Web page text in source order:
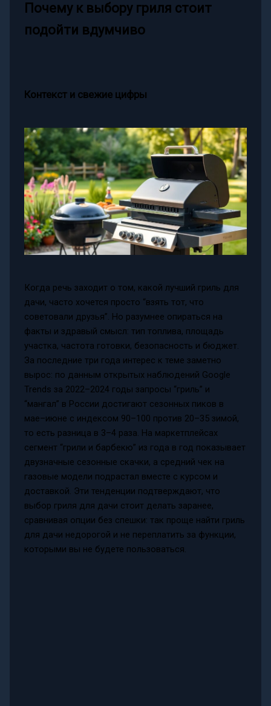
Почему к выбору гриля стоит
подойти вдумчиво
Контекст и свежие цифры
Когда речь заходит о том, какой лучший гриль для
дачи, часто хочется просто “взять тот, что
советовали друзья”. Но разумнее опираться на
факты и здравый смысл: тип топлива, площадь
участка, частота готовки, безопасность и бюджет.
За последние три года интерес к теме заметно
вырос: по данным открытых наблюдений Google
Trends за 2022–2024 годы запросы “гриль” и
“мангал” в России достигают сезонных пиков в
мае–июне с индексом 90–100 против 20–35 зимой,
то есть разница в 3–4 раза. На маркетплейсах
сегмент “грили и барбекю” из года в год показывает
двузначные сезонные скачки, а средний чек на
газовые модели подрастал вместе с курсом и
доставкой. Эти тенденции подтверждают, что
выбор гриля для дачи стоит делать заранее,
сравнивая опции без спешки: так проще найти гриль
для дачи недорогой и не переплатить за функции,
которыми вы не будете пользоваться.